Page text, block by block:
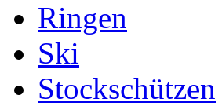
Ringen
Ski
Stockschützen